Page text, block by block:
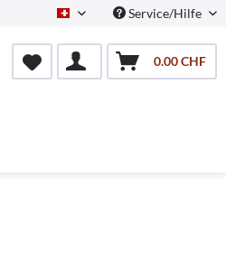
Schweiz/DeutschService/Hilfe
0.00 CHF